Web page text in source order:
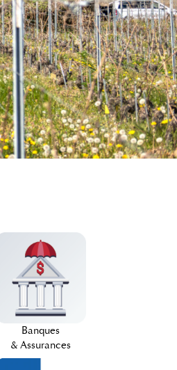
Banques
& Assurances